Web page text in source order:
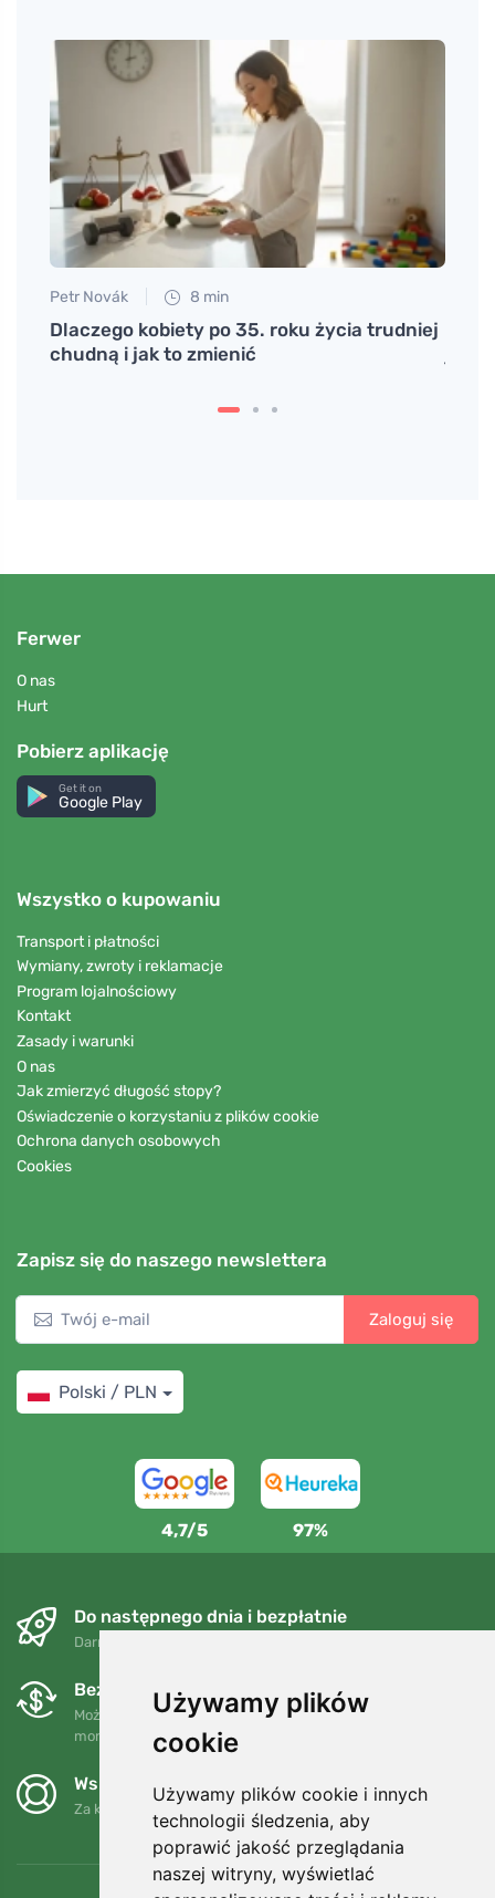
Używamy plików
cookie
Używamy plików cookie i innych
technologii śledzenia, aby
poprawić jakość przeglądania
naszej witryny, wyświetlać
Petr Novák 8 min
Dlaczego kobiety po 35. roku życia trudniej
chudną i jak to zmienić
Ferwer
O nas
Hurt
Pobierz aplikację
Get it on
Google Play
Wszystko o kupowaniu
Transport i płatności
Wymiany, zwroty i reklamacje
Program lojalnościowy
Kontakt
Zasady i warunki
O nas
Jak zmierzyć długość stopy?
Oświadczenie o korzystaniu z plików cookie
Ochrona danych osobowych
Cookies
Zapisz się do naszego newslettera
Zaloguj się
Polski / PLN
4,7/5 97%
Do następnego dnia i bezpłatnie
Darmowa wysyłka dla zamówień powyżej 250 PLN
Bezpłatne wymiany i zwroty
Możesz zwrócić lub wymienić swoje zamówienie w dowolnym
momencie w ciągu 90 dni.
Wspieramy Trees.org
Za każde zamówienie sadzimy drzewo! Czytaj więcej